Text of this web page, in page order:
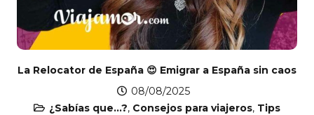
La Relocator de España ​😍 Emigrar a España sin caos
08/08/2025
¿Sabías que...?, Consejos para viajeros, Tips